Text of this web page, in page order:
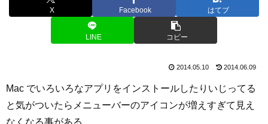
X Facebook はてブ
LINE コピー
2014.05.10 2014.06.09
Mac でいろいろなアプリをインストールしたりいじってる
と気がついたらメニューバーのアイコンが増えすぎて見え